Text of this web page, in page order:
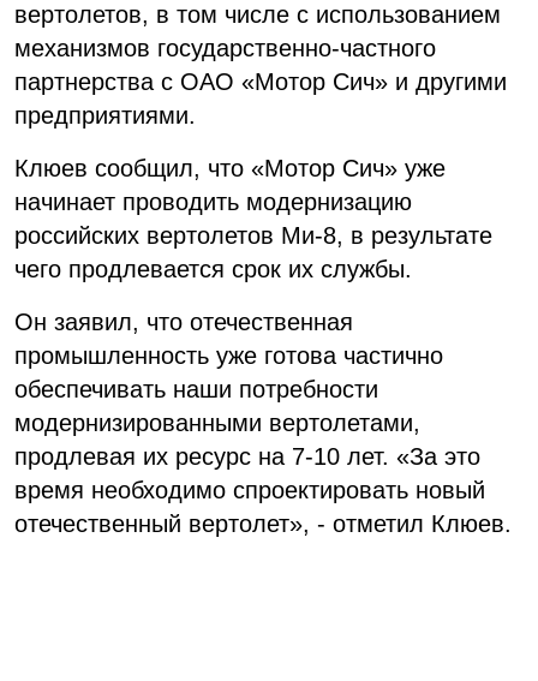
вертолетов, в том числе с использованием
механизмов государственно-частного
партнерства с ОАО «Мотор Сич» и другими
предприятиями.
Клюев сообщил, что «Мотор Сич» уже
начинает проводить модернизацию
российских вертолетов Ми-8, в результате
чего продлевается срок их службы.
Он заявил, что отечественная
промышленность уже готова частично
обеспечивать наши потребности
модернизированными вертолетами,
продлевая их ресурс на 7-10 лет. «За это
время необходимо спроектировать новый
отечественный вертолет», - отметил Клюев.